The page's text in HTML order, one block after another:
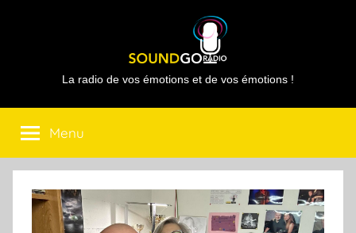
Sound
Go
Radio
La radio de vos émotions et de vos émotions !
Menu